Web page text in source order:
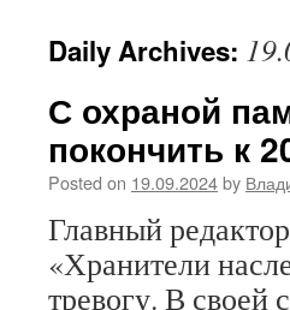
Daily Archives:
С охраной
покончить к
Posted on 19.09.2024by
Главный
«Хранители
тревогу. В своей